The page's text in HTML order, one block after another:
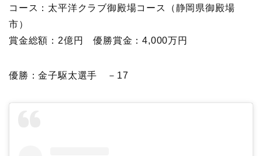
コース：太平洋クラブ御殿場コース（静岡県御殿場
市）
賞金総額：2億円 優勝賞金：4,000万円
優勝：金子駆太選手 －17